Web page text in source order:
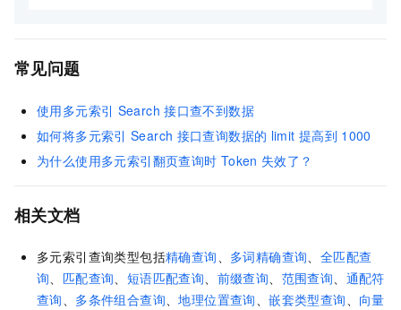
常见问题
使用多元索引 Search 接口查不到数据
如何将多元索引 Search 接口查询数据的 limit 提高到 1000
为什么使用多元索引翻页查询时 Token 失效了？
相关文档
多元索引查询类型包括精确查询 多词精确查询
全匹配查
询
匹配查询 短语匹配查询 前缀查询 范围查询
通配符
查询
多条件组合查询 、地理位置查询 、嵌套类型查询
向量